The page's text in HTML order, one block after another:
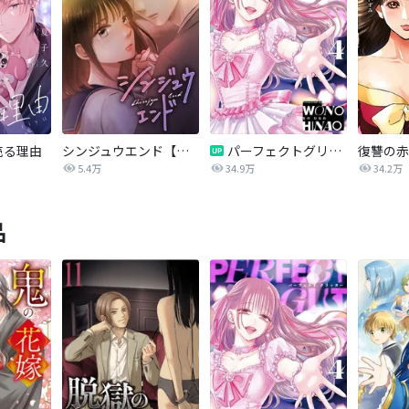
理由 シンジュウエンド【タテヨミ】
5.4万
パーフェクトグリッター
34.9万 34.2万